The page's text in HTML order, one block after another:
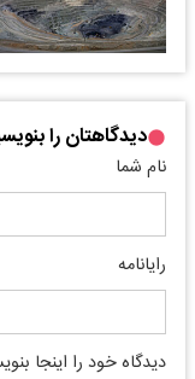
دیدگاهتان را
نام شما
رایانامه
دیدگاه خود را اینجا